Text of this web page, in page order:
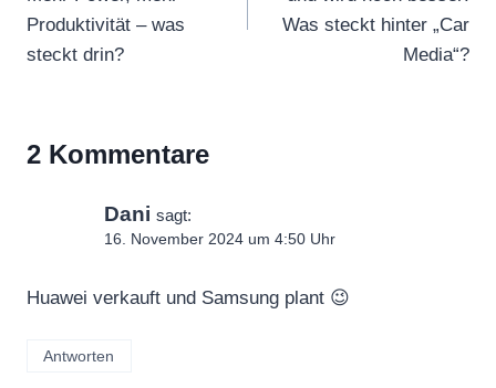
Produktivität – was
steckt drin?
Was steckt hinter „Car
Media“?
2 Kommentare
Dani sagt:
16. November 2024 um 4:50 Uhr
Huawei verkauft und Samsung plant 😉
Antworten